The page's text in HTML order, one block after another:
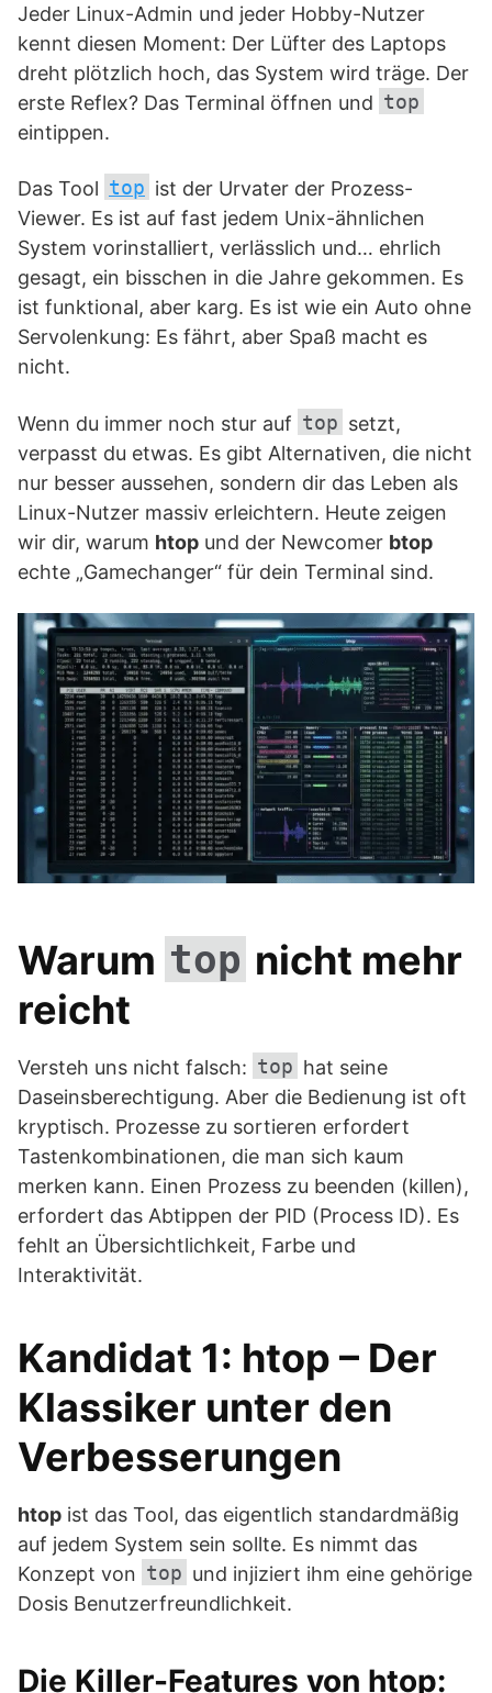
Jeder Linux-Admin und jeder Hobby-Nutzer
kennt diesen Moment: Der Lüfter des Laptops
dreht plötzlich hoch, das System wird träge. Der
erste Reflex? Das Terminal öffnen und top
eintippen.
Das Tool top ist der Urvater der Prozess-
Viewer. Es ist auf fast jedem Unix-ähnlichen
System vorinstalliert, verlässlich und… ehrlich
gesagt, ein bisschen in die Jahre gekommen. Es
ist funktional, aber karg. Es ist wie ein Auto ohne
Servolenkung: Es fährt, aber Spaß macht es
nicht.
Wenn du immer noch stur auf top setzt,
verpasst du etwas. Es gibt Alternativen, die nicht
nur besser aussehen, sondern dir das Leben als
Linux-Nutzer massiv erleichtern. Heute zeigen
wir dir, warum htop und der Newcomer btop
echte „Gamechanger“ für dein Terminal sind.
Warum top nicht mehr
reicht
Versteh uns nicht falsch: top hat seine
Daseinsberechtigung. Aber die Bedienung ist oft
kryptisch. Prozesse zu sortieren erfordert
Tastenkombinationen, die man sich kaum
merken kann. Einen Prozess zu beenden (killen),
erfordert das Abtippen der PID (Process ID). Es
fehlt an Übersichtlichkeit, Farbe und
Interaktivität.
Kandidat 1: htop – Der
Klassiker unter den
Verbesserungen
htop ist das Tool, das eigentlich standardmäßig
auf jedem System sein sollte. Es nimmt das
Konzept von top und injiziert ihm eine gehörige
Dosis Benutzerfreundlichkeit.
Die Killer-Features von htop: